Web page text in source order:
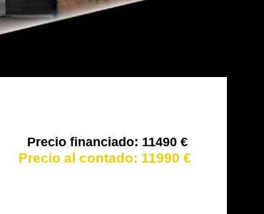
11490 €
11990 €